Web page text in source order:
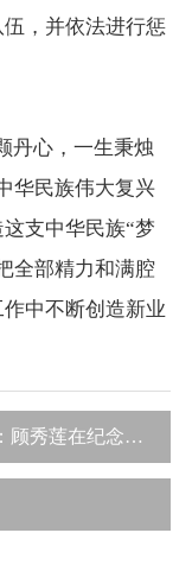
，并依法进行惩
丹心，一生秉烛
华民族伟大复兴
支中华民族“梦
全部精力和满腔
中不断创造新业
顾秀莲在纪念中